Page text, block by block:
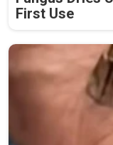
First Use